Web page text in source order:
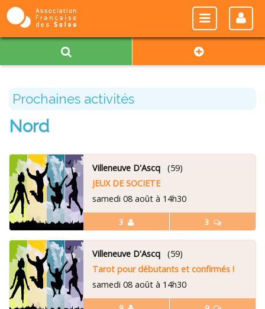
Prochaines activités
Nord
3 3
Villeneuve D'Ascq(59)
JEUX DE SOCIETE
samedi 08 août à 14h30
Villeneuve D'Ascq(59)
Tarot pour débutants et confirmés !
samedi 08 août à 14h30